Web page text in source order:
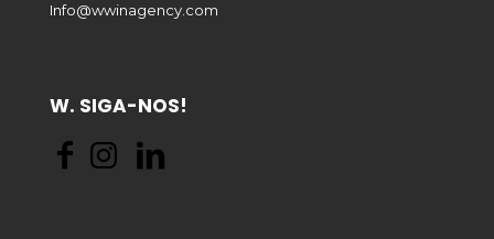
Info@wwinagency.com
W. SIGA-NOS!